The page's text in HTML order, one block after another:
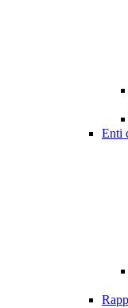
Enti